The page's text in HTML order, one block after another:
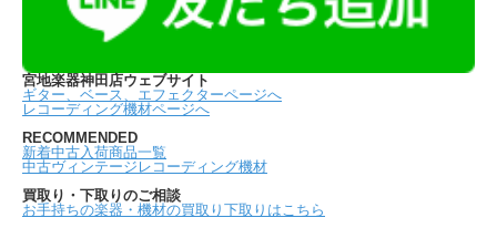
宮地楽器神田店ウェブサイト
ギター、ベース、エフェクターページへ
レコーディング機材ページへ
RECOMMENDED
新着中古入荷商品一覧
中古ヴィンテージレコーディング機材
買取り・下取りのご相談
お手持ちの楽器・機材の買取り下取りはこちら